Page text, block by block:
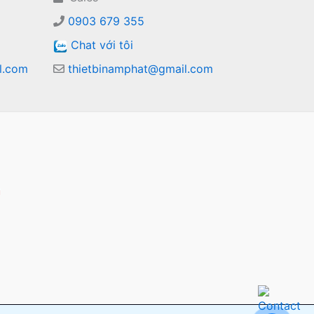
0903 679 355
Chat với tôi
thietbinamphat@gmail.com